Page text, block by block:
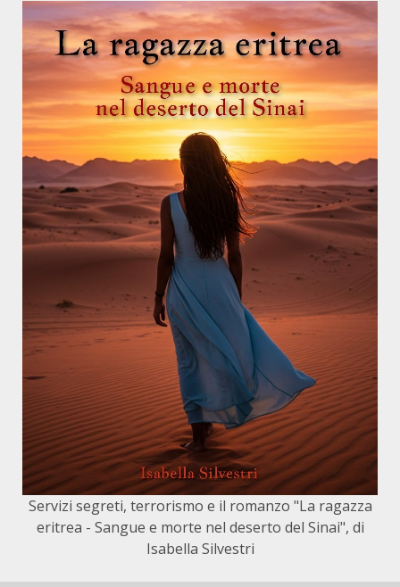
Servizi segreti, terrorismo e il romanzo "La ragazza
eritrea - Sangue e morte nel deserto del Sinai", di
Isabella Silvestri